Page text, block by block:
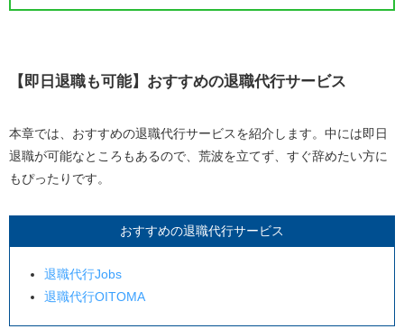
【即日退職も可能】おすすめの退職代行サービス
本章では、おすすめの退職代行サービスを紹介します。中には即日
退職が可能なところもあるので、荒波を立てず、すぐ辞めたい方に
もぴったりです。
おすすめの退職代行サービス
退職代行Jobs
退職代行OITOMA